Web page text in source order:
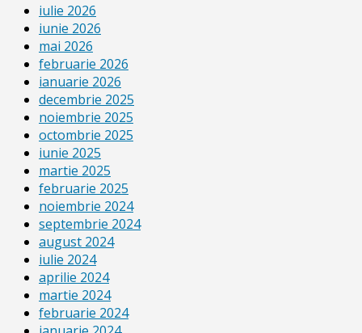
iulie 2026
iunie 2026
mai 2026
februarie 2026
ianuarie 2026
decembrie 2025
noiembrie 2025
octombrie 2025
iunie 2025
martie 2025
februarie 2025
noiembrie 2024
septembrie 2024
august 2024
iulie 2024
aprilie 2024
martie 2024
februarie 2024